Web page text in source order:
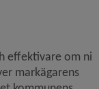
webbplats,
effektivare om ni
markägarens